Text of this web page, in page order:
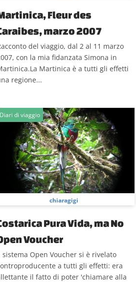
Fleur des
marzo 2007
del viaggio, dal 2 al 11 marzo
con la mia fidanzata Simona in
Martinica è a tutti gli effetti
regione...
Diari di viaggio
chiaragigi
Pura Vida, ma No
Voucher
sistema Open Voucher si è rivelato
a tutti gli effetti: era
il fatto di poter 'chiamare alla